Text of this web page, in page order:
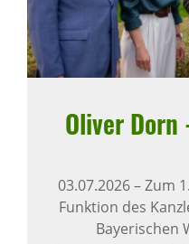
Oliver Dorn
03.07.2026–Zum
Funktion des
Bayerischen